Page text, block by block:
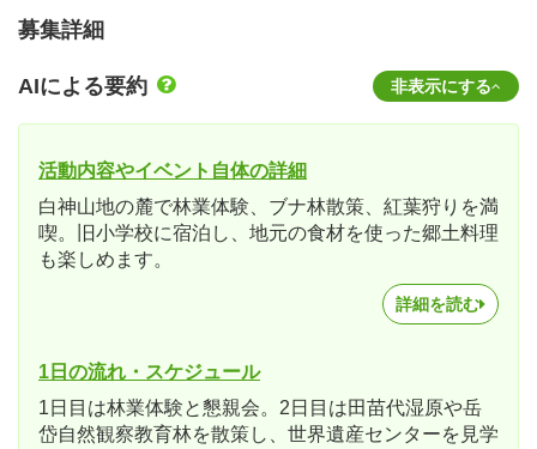
募集詳細
AIによる要約 非表示にする
活動内容やイベント自体の詳細
白神山地の麓で林業体験、ブナ林散策、紅葉狩りを満
喫。旧小学校に宿泊し、地元の食材を使った郷土料理
も楽しめます。
詳細を読む
1日の流れ・スケジュール
1日目は林業体験と懇親会。2日目は田苗代湿原や岳
岱自然観察教育林を散策し、世界遺産センターを見学